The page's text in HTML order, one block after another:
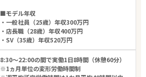
■モデル年収
・一般社員（25歳）年収300万円
・店長職（28歳）年収400万円
・SV（35歳）年収520万円
8:30～22:00の間で実働1日8時間（休憩60分）
※1ヵ月単位の変形労働時間制